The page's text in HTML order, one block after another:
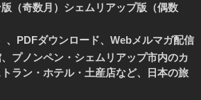
（奇数月）シェムリアップ版（偶数
、PDFダウンロード、Webメルマガ配信
、プノンペン・シェムリアップ市内のカ
ラン・ホテル・土産店など、日本の旅